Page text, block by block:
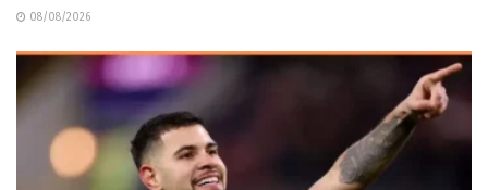
08/08/2026